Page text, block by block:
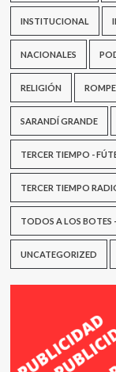
INSTITUCIONAL
NACIONALES
RELIGIÓN
SARANDÍ GRANDE
TERCER TIEMPO -
TERCER TIEMPO
TODOS A LOS BOTES
UNCATEGORIZED